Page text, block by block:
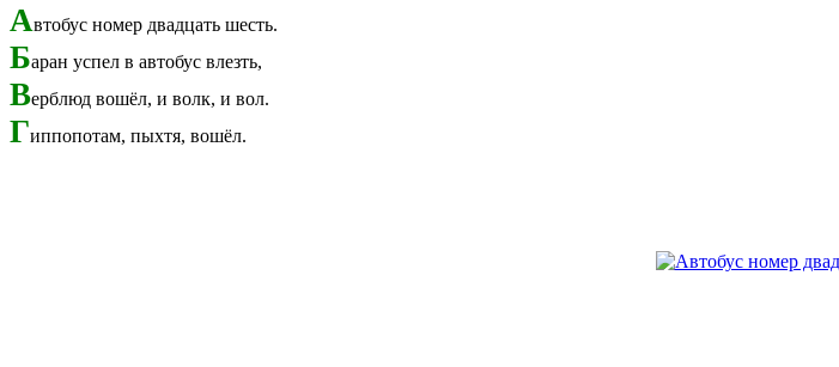
Автобус номер двадцать шесть.
Баран успел в автобус влезть,
Верблюд вошёл, и волк, и вол.
Гиппопотам, пыхтя, вошёл.